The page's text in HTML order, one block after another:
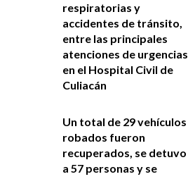
respiratorias y
accidentes de tránsito,
entre las principales
atenciones de urgencias
en el Hospital Civil de
Culiacán
Un total de 29 vehículos
robados fueron
recuperados, se detuvo
a 57 personas y se